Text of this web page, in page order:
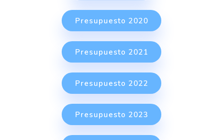
Presupuesto 2020
Presupuesto 2021
Presupuesto 2022
Presupuesto 2023